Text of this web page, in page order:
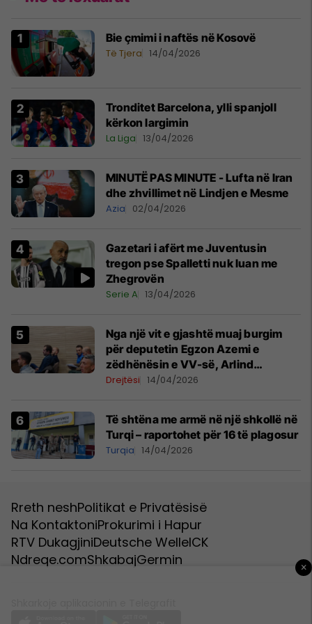
Bie çmimi i naftës në Kosovë
Të Tjera 14/04/2026
Tronditet Barcelona, ylli spanjoll
kërkon largimin
La Liga 13/04/2026
MINUTË PAS MINUTE - Lufta në Iran
dhe zhvillimet në Lindjen e Mesme
Azia 02/04/2026
Gazetari i afërt me Juventusin
tregon pse Spalletti nuk luan me
Zhegrovën
Serie A 13/04/2026
Nga një vit e gjashtë muaj burgim
për deputetin Egzon Azemi e
zëdhënësin e VV-së, Arlind
Manxhuka
Drejtësi 14/04/2026
Të shtëna me armë në një shkollë në
Turqi – raportohet për 16 të plagosur
Turqia 14/04/2026
Rreth neshPolitikat e Privatësisë
Na KontaktoniProkurimi i Hapur
RTV DukagjiniDeutsche WelleICK
Ndreqe.comShkabajGermin ×